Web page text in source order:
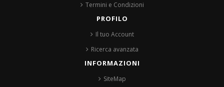
Termini e Condizioni
PROFILO
Il tuo Account
Ricerca avanzata
INFORMAZIONI
SiteMap